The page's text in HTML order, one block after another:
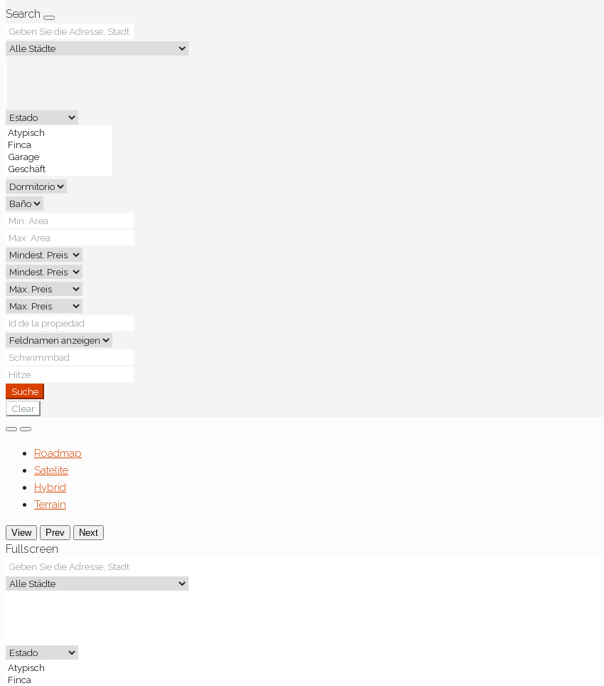
Search
Suche
Clear
Roadmap
Satelite
Hybrid
Terrain
View Prev Next
Fullscreen